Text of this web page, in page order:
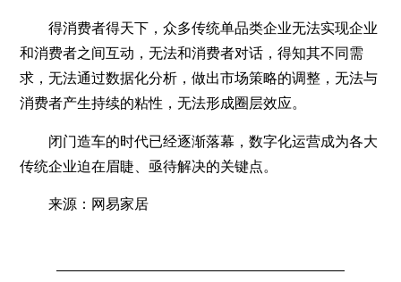
得消费者得天下，众多传统单品类企业无法实现企业
和消费者之间互动，无法和消费者对话，得知其不同需
求，无法通过数据化分析，做出市场策略的调整，无法与
消费者产生持续的粘性，无法形成圈层效应。
闭门造车的时代已经逐渐落幕，数字化运营成为各大
传统企业迫在眉睫、亟待解决的关键点。
来源：网易家居